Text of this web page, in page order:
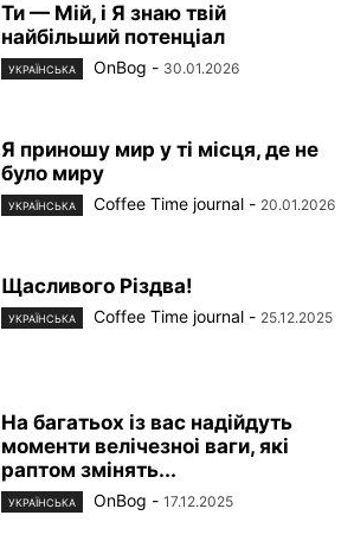
Ти — Мій, і Я знаю твій
найбільший потенціал
УКРАЇНСЬКА OnBog - 30.01.2026
Я приношу мир у ті місця, де не
було миру
УКРАЇНСЬКА Coffee Time journal - 20.01.2026
Щасливого Різдва!
УКРАЇНСЬКА Coffee Time journal - 25.12.2025
На багатьох із вас надійдуть
моменти велічезноі ваги, які
раптом змінять...
УКРАЇНСЬКА OnBog - 17.12.2025